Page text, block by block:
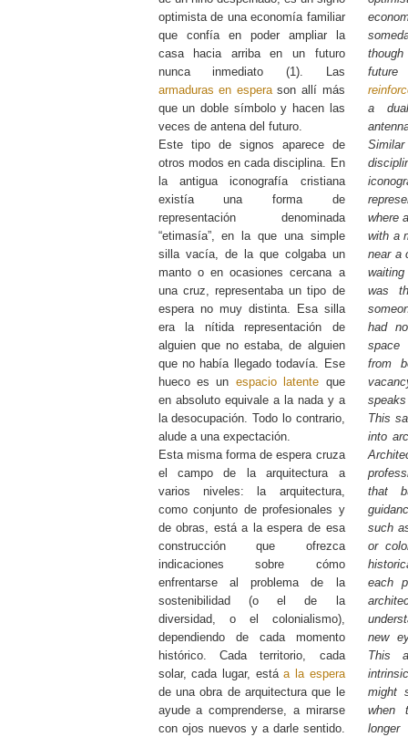
optimista de una economía familiar
que confía en poder ampliar la
casa hacia arriba en un futuro
nunca inmediato (1). Las
armaduras en esperason allí más
que un doble símbolo y hacen las
veces de antena del futuro.
Este tipo de signos aparece de
otros modos en cada disciplina. En
la antigua iconografía cristiana
existía una forma de
representación denominada
“etimasía”, en la que una simple
silla vacía, de la que colgaba un
manto o en ocasiones cercana a
una cruz, representaba un tipo de
espera no muy distinta. Esa silla
era la nítida representación de
alguien que no estaba, de alguien
que no había llegado todavía. Ese
hueco es un espacio latente que
en absoluto equivale a la nada y a
la desocupación. Todo lo contrario,
alude a una expectación.
Esta misma forma de espera cruza
el campo de la arquitectura a
varios niveles: la arquitectura,
como conjunto de profesionales y
de obras, está a la espera de esa
construcción que ofrezca
indicaciones sobre cómo
enfrentarse al problema de la
sostenibilidad (o el de la
diversidad, o el colonialismo),
dependiendo de cada momento
histórico. Cada territorio, cada
solar, cada lugar, estáa la espera
de una obra de arquitectura que le
ayude a comprenderse, a mirarse
con ojos nuevos y a darle sentido.
a
where
with a
near a
was
had
from
This
into
that
such
or
each
new
This
might
when